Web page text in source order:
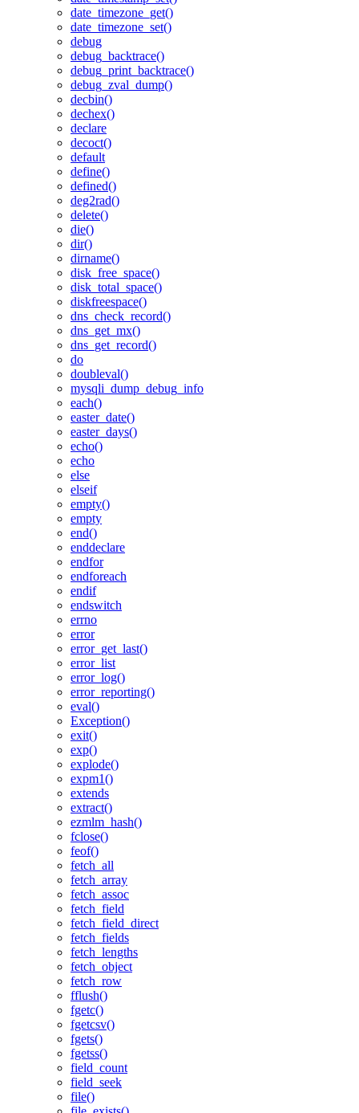
date_timezone_get()
date_timezone_set()
debug
debug_backtrace()
debug_print_backtrace()
debug_zval_dump()
decbin()
dechex()
declare
decoct()
default
define()
defined()
deg2rad()
delete()
die()
dir()
dirname()
disk_free_space()
disk_total_space()
diskfreespace()
dns_check_record()
dns_get_mx()
dns_get_record()
do
doubleval()
mysqli_dump_debug_info
each()
easter_date()
easter_days()
echo()
echo
else
elseif
empty()
empty
end()
enddeclare
endfor
endforeach
endif
endswitch
errno
error
error_get_last()
error_list
error_log()
error_reporting()
eval()
Exception()
exit()
exp()
explode()
expm1()
extends
extract()
ezmlm_hash()
fclose()
feof()
fetch_all
fetch_array
fetch_assoc
fetch_field
fetch_field_direct
fetch_fields
fetch_lengths
fetch_object
fetch_row
fflush()
fgetc()
fgetcsv()
fgets()
fgetss()
field_count
field_seek
file()